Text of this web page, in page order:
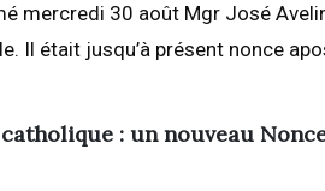
mercredi 30 août Mgr José
Il était jusqu’à présent nonce
: un nouveau